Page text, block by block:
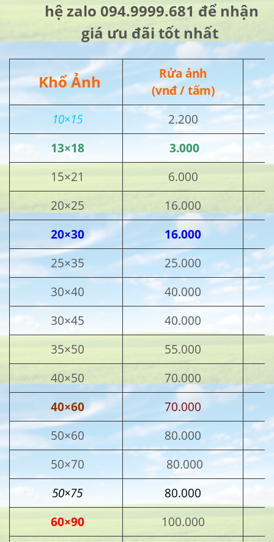
hệ zalo 094.9999.681 để nhận
giá ưu đãi tốt nhất
Khổ Ảnh
Rửa ảnh
(vnđ / tấm)
10×15
2.200
13×18
3.000
15×21
6.000
20×25
16.000
20×30
16.000
25×35
25.000
30×40
40.000
30×45
40.000
35×50
55.000
40×50
70.000
40×60
70.000
50×60
80.000
50×70
80.000
50×75
80.000
60×90
100.000